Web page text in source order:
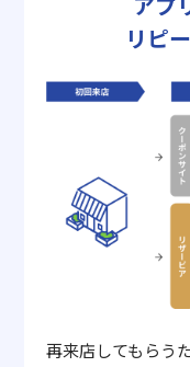
リピ
再来店してもらう